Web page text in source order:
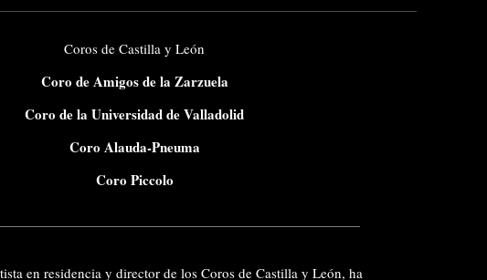
Coros de Castilla y León
Coro de Amigos de la Zarzuela
Coro de la Universidad de Valladolid
Coro Alauda-Pneuma
Coro Piccolo
en residencia y director de los Coros de Castilla y León, ha